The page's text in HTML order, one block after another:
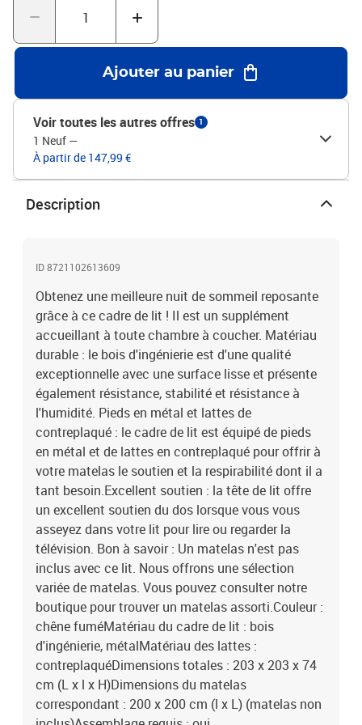
de lit : bois d'ingénierie, métalMatériau des lattes :
H)Dimensions du matelas correspondant : 200 x 200 cm (l x L)
(matelas non inclus)Assemblage requis : oui
Ajouter au panier
Voir toutes les autres offres 1
1 Neuf —
À partir de 147,99 €
Description
ID 8721102613609
Obtenez une meilleure nuit de sommeil reposante
grâce à ce cadre de lit ! Il est un supplément
accueillant à toute chambre à coucher. Matériau
durable : le bois d'ingénierie est d'une qualité
exceptionnelle avec une surface lisse et présente
également résistance, stabilité et résistance à
l'humidité. Pieds en métal et lattes de
contreplaqué : le cadre de lit est équipé de pieds
en métal et de lattes en contreplaqué pour offrir à
votre matelas le soutien et la respirabilité dont il a
tant besoin.Excellent soutien : la tête de lit offre
un excellent soutien du dos lorsque vous vous
asseyez dans votre lit pour lire ou regarder la
télévision. Bon à savoir : Un matelas n'est pas
inclus avec ce lit. Nous offrons une sélection
variée de matelas. Vous pouvez consulter notre
boutique pour trouver un matelas assorti.Couleur :
chêne fuméMatériau du cadre de lit : bois
d'ingénierie, métalMatériau des lattes :
contreplaquéDimensions totales : 203 x 203 x 74
cm (L x l x H)Dimensions du matelas
correspondant : 200 x 200 cm (l x L) (matelas non